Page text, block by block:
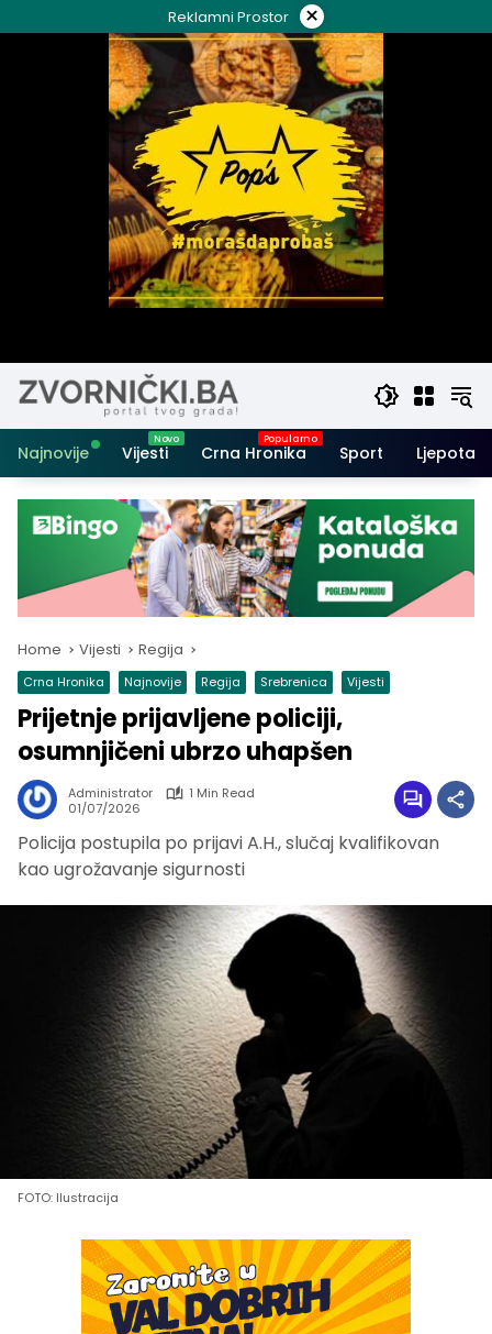
to
Reklamni Prostor ×
Najnovije Vijesti Crna Hronika Sport Ljepota i
Home Vijesti Regija
Crna Hronika Najnovije Regija Srebrenica Vijesti
Prijetnje prijavljene policiji,
osumnjičeni ubrzo uhapšen
Administrator
1 Min Read
01/07/2026
Policija postupila po prijavi A.H., slučaj kvalifikovan
kao ugrožavanje sigurnosti
FOTO: Ilustracija